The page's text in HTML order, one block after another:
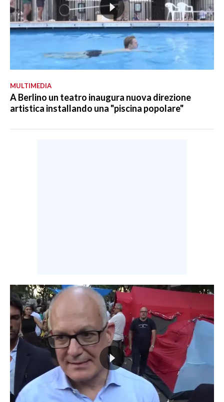
MULTIMEDIA
A Berlino un teatro inaugura nuova direzione
artistica installando una "piscina popolare"